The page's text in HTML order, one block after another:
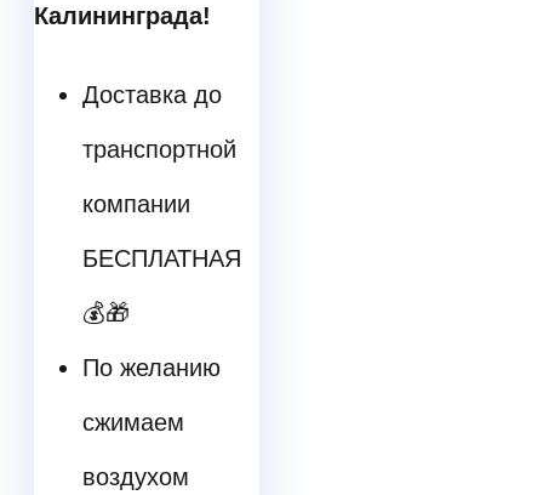
Калининграда!
Доставка до
транспортной
компании
БЕСПЛАТНАЯ
💰🎁
По желанию
сжимаем
воздухом